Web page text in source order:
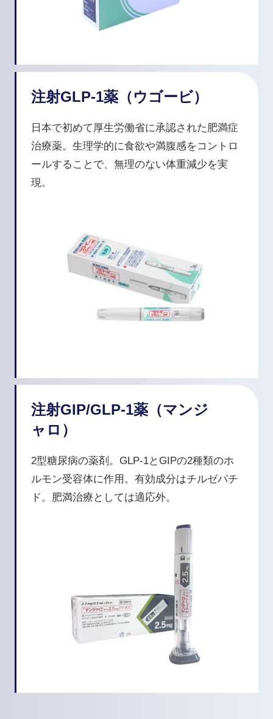
注射GLP-1薬（ウゴービ）
日本で初めて厚生労働省に承認された肥満症
治療薬。生理学的に食欲や満腹感をコントロ
ールすることで、無理のない体重減少を実
現。
注射GIP/GLP-1薬（マンジ
ャロ）
2型糖尿病の薬剤。GLP-1とGIPの2種類のホ
ルモン受容体に作用。有効成分はチルゼパチ
ド。肥満治療としては適応外。